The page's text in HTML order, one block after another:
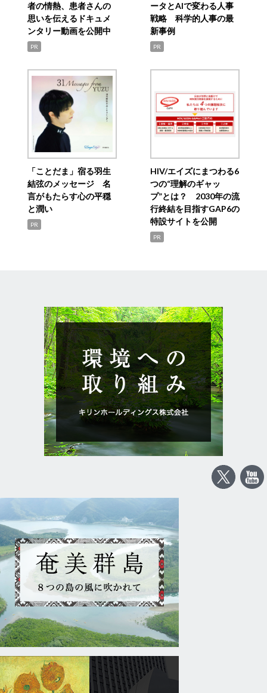
者の情熱、患者さんの
思いを伝えるドキュメ
ンタリー動画を公開中
PR
ータとAIで変わる人事
戦略 科学的人事の最
新事例
PR
「ことだま」宿る羽生
結弦のメッセージ 名
言がもたらす心の平穏
と潤い
PR
HIV/エイズにまつわる6
つの“理解のギャッ
プ”とは？ 2030年の流
行終結を目指すGAP6の
特設サイトを公開
PR